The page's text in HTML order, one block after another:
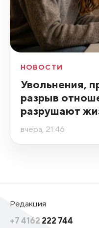
НОВОСТИ
Увольнения,
разрыв
разрушают
вчера, 21:46
Редакция
+7 4162 222 744